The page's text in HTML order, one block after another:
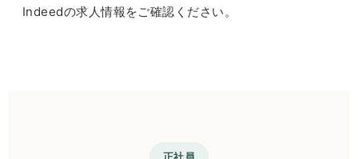
Indeedの求人情報をご確認ください。